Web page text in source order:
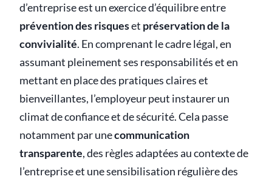
d’entreprise est un exercice d’équilibre entre
prévention des risqueset préservation de la
convivialité. En comprenant le cadre légal, en
assumant pleinement ses responsabilités et en
mettant en place des pratiques claires et
bienveillantes, l’employeur peut instaurer un
climat de confiance et de sécurité. Cela passe
notamment par unecommunication
transparente, des règles adaptées au contexte de
l’entreprise et une sensibilisation régulière des